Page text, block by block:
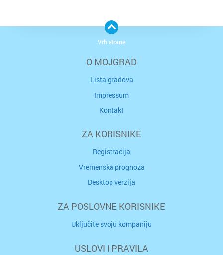
O MOJGRAD
Lista gradova
Impressum
Kontakt
ZA KORISNIKE
Registracija
Vremenska prognoza
Desktop verzija
ZA POSLOVNE KORISNIKE
Uključite svoju kompaniju
USLOVI I PRAVILA
Vrh strane